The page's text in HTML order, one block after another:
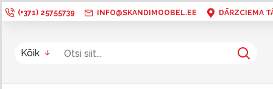
(+371) 25755739 INFO@SKANDIMOOBEL.EE DĀRZCIEMA
Kõik